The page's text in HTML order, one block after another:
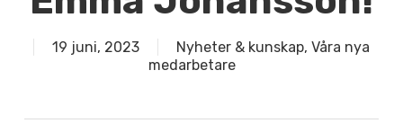
19 juni, 2023 Nyheter & kunskap, Våra nya
medarbetare